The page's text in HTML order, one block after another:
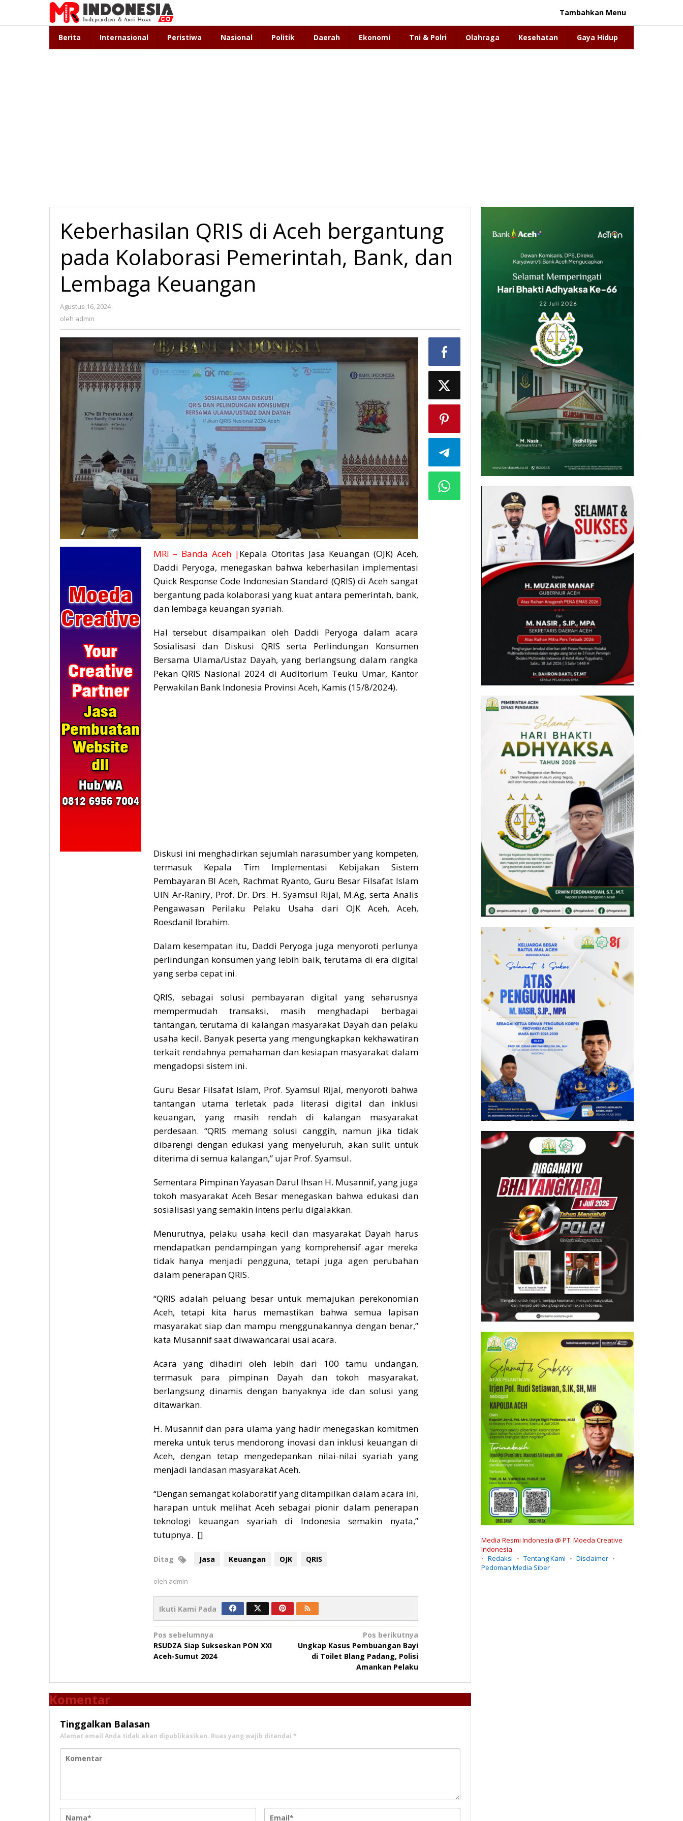
konten
Tambahkan Menu
Berita Internasional Peristiwa Nasional Politik Daerah Ekonomi Tni & Polri Olahraga Kesehatan Gaya Hidup
Keberhasilan QRIS di Aceh bergantung
pada Kolaborasi Pemerintah, Bank, dan
Lembaga Keuangan
Agustus 16, 2024
oleh admin
MRI – Banda Aceh |Kepala Otoritas Jasa Keuangan (OJK) Aceh,
Daddi Peryoga, menegaskan bahwa keberhasilan implementasi
Quick Response Code Indonesian Standard (QRIS) di Aceh sangat
bergantung pada kolaborasi yang kuat antara pemerintah, bank,
dan lembaga keuangan syariah.
Hal tersebut disampaikan oleh Daddi Peryoga dalam acara
Sosialisasi dan Diskusi QRIS serta Perlindungan Konsumen
Bersama Ulama/Ustaz Dayah, yang berlangsung dalam rangka
Pekan QRIS Nasional 2024 di Auditorium Teuku Umar, Kantor
Perwakilan Bank Indonesia Provinsi Aceh, Kamis (15/8/2024).
Diskusi ini menghadirkan sejumlah narasumber yang kompeten,
termasuk Kepala Tim Implementasi Kebijakan Sistem
Pembayaran BI Aceh, Rachmat Ryanto, Guru Besar Filsafat Islam
UIN Ar-Raniry, Prof. Dr. Drs. H. Syamsul Rijal, M.Ag, serta Analis
Pengawasan Perilaku Pelaku Usaha dari OJK Aceh, Aceh,
Roesdanil Ibrahim.
Dalam kesempatan itu, Daddi Peryoga juga menyoroti perlunya
perlindungan konsumen yang lebih baik, terutama di era digital
yang serba cepat ini.
QRIS, sebagai solusi pembayaran digital yang seharusnya
mempermudah transaksi, masih menghadapi berbagai
tantangan, terutama di kalangan masyarakat Dayah dan pelaku
usaha kecil. Banyak peserta yang mengungkapkan kekhawatiran
terkait rendahnya pemahaman dan kesiapan masyarakat dalam
mengadopsi sistem ini.
Guru Besar Filsafat Islam, Prof. Syamsul Rijal, menyoroti bahwa
tantangan utama terletak pada literasi digital dan inklusi
keuangan, yang masih rendah di kalangan masyarakat
perdesaan. “QRIS memang solusi canggih, namun jika tidak
dibarengi dengan edukasi yang menyeluruh, akan sulit untuk
diterima di semua kalangan,” ujar Prof. Syamsul.
Sementara Pimpinan Yayasan Darul Ihsan H. Musannif, yang juga
tokoh masyarakat Aceh Besar menegaskan bahwa edukasi dan
sosialisasi yang semakin intens perlu digalakkan.
Menurutnya, pelaku usaha kecil dan masyarakat Dayah harus
mendapatkan pendampingan yang komprehensif agar mereka
tidak hanya menjadi pengguna, tetapi juga agen perubahan
dalam penerapan QRIS.
“QRIS adalah peluang besar untuk memajukan perekonomian
Aceh, tetapi kita harus memastikan bahwa semua lapisan
masyarakat siap dan mampu menggunakannya dengan benar,”
kata Musannif saat diwawancarai usai acara.
Acara yang dihadiri oleh lebih dari 100 tamu undangan,
termasuk para pimpinan Dayah dan tokoh masyarakat,
berlangsung dinamis dengan banyaknya ide dan solusi yang
ditawarkan.
H. Musannif dan para ulama yang hadir menegaskan komitmen
mereka untuk terus mendorong inovasi dan inklusi keuangan di
Aceh, dengan tetap mengedepankan nilai-nilai syariah yang
menjadi landasan masyarakat Aceh.
“Dengan semangat kolaboratif yang ditampilkan dalam acara ini,
harapan untuk melihat Aceh sebagai pionir dalam penerapan
teknologi keuangan syariah di Indonesia semakin nyata,”
tutupnya. []
Ditag Jasa Keuangan OJK QRIS
oleh admin
Ikuti Kami Pada
Navigasi
pos
Pos sebelumnya
RSUDZA Siap Sukseskan PON XXI
Aceh-Sumut 2024
Pos berikutnya
Ungkap Kasus Pembuangan Bayi
di Toilet Blang Padang, Polisi
Amankan Pelaku
Komentar
Tinggalkan Balasan
Alamat email Anda tidak akan dipublikasikan. Ruas yang wajib ditandai *
Media Resmi Indonesia @ PT. Moeda Creative
Indonesia.
Redaksi
Tentang Kami
Disclaimer
Pedoman Media Siber